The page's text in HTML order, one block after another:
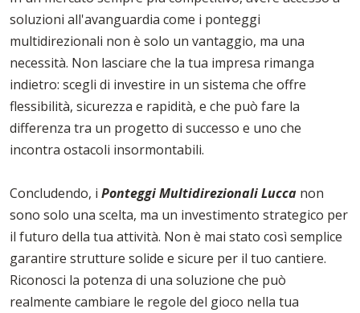
soluzioni all'avanguardia come i ponteggi
multidirezionali non è solo un vantaggio, ma una
necessità. Non lasciare che la tua impresa rimanga
indietro: scegli di investire in un sistema che offre
flessibilità, sicurezza e rapidità, e che può fare la
differenza tra un progetto di successo e uno che
incontra ostacoli insormontabili.
Concludendo, i Ponteggi Multidirezionali Lucca non
sono solo una scelta, ma un investimento strategico per
il futuro della tua attività. Non è mai stato così semplice
garantire strutture solide e sicure per il tuo cantiere.
Riconosci la potenza di una soluzione che può
realmente cambiare le regole del gioco nella tua